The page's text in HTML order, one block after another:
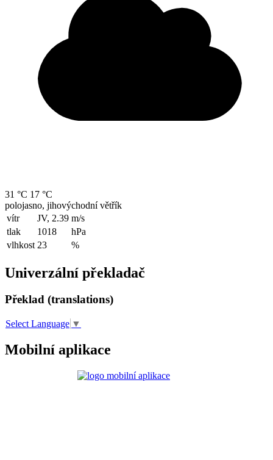
31 °C 17 °C
polojasno, jihovýchodní větřík
vítr
JV, 2.39 m/s
tlak
1018
hPa
vlhkost 23 %
Univerzální překladač
Překlad (translations)
Select Language ▼
Mobilní aplikace